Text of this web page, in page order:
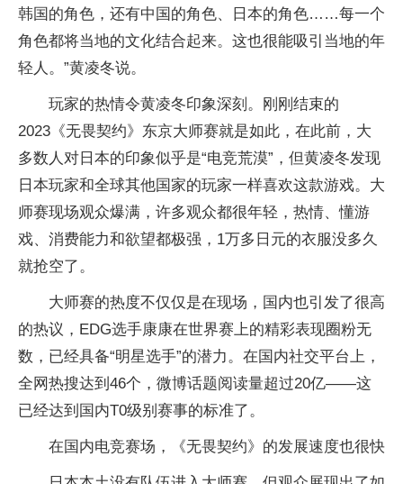
韩国的角色，还有中国的角色、日本的角色……每一个
角色都将当地的文化结合起来。这也很能吸引当地的年
轻人。”黄凌冬说。
玩家的热情令黄凌冬印象深刻。刚刚结束的
2023《无畏契约》东京大师赛就是如此，在此前，大
多数人对日本的印象似乎是“电竞荒漠”，但黄凌冬发现
日本玩家和全球其他国家的玩家一样喜欢这款游戏。大
师赛现场观众爆满，许多观众都很年轻，热情、懂游
戏、消费能力和欲望都极强，1万多日元的衣服没多久
就抢空了。
大师赛的热度不仅仅是在现场，国内也引发了很高
的热议，EDG选手康康在世界赛上的精彩表现圈粉无
数，已经具备“明星选手”的潜力。在国内社交平台上，
全网热搜达到46个，微博话题阅读量超过20亿——这
已经达到国内T0级别赛事的标准了。
在国内电竞赛场，《无畏契约》的发展速度也很快